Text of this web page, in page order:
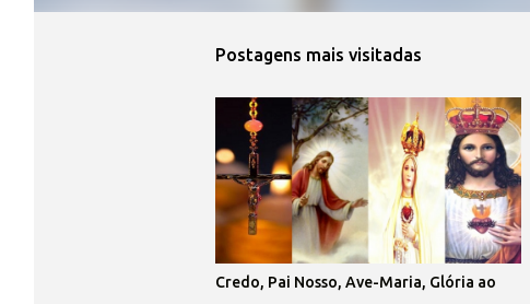
Postagens mais visitadas
Credo, Pai Nosso, Ave-Maria, Glória ao